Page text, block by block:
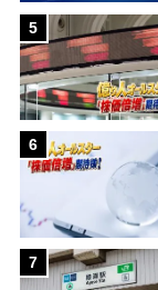
5
6
7